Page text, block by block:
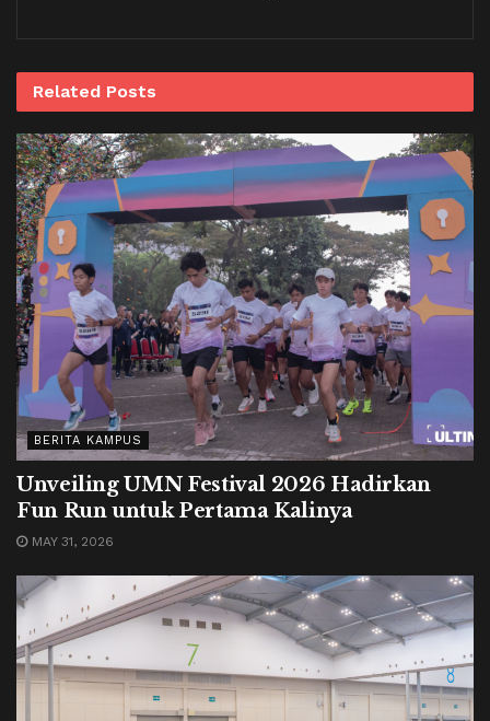
Related Posts
BERITA KAMPUS
Unveiling UMN Festival 2026 Hadirkan
Fun Run untuk Pertama Kalinya
MAY 31, 2026